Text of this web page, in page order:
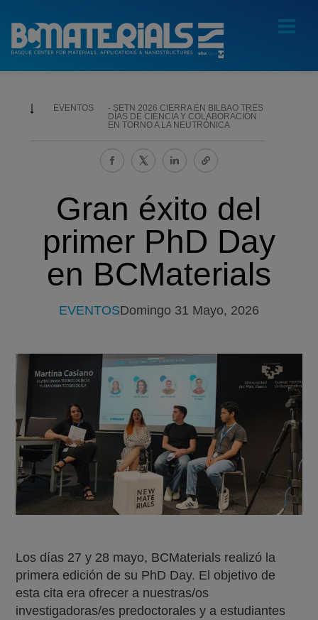
EVENTOS
SETN 2026 CIERRA EN BILBAO TRES
DÍAS DE CIENCIA Y COLABORACIÓN
EN TORNO A LA NEUTRÓNICA
Gran éxito del
primer PhD Day
en BCMaterials
EVENTOSDomingo 31 Mayo, 2026
Los días 27 y 28 mayo, BCMaterials realizó la
primera edición de su PhD Day. El objetivo de
esta cita era ofrecer a nuestras/os
investigadoras/es predoctorales y a estudiantes